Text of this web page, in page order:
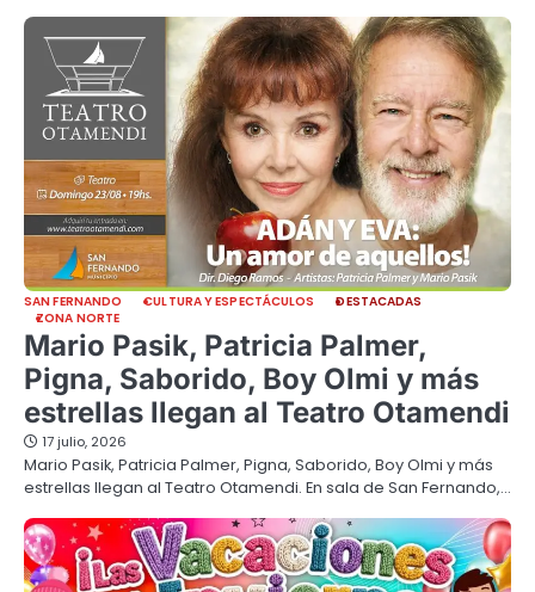
SAN FERNANDO CULTURA Y ESPECTÁCULOS
DESTACADAS
ZONA NORTE
Mario Pasik, Patricia Palmer,
Pigna, Saborido, Boy Olmi y más
estrellas llegan al Teatro Otamendi
17 julio, 2026
Mario Pasik, Patricia Palmer, Pigna, Saborido, Boy Olmi y más
estrellas llegan al Teatro Otamendi. En sala de San Fernando,…